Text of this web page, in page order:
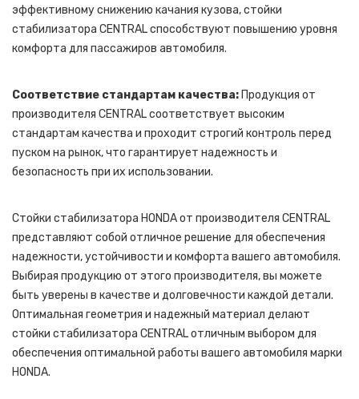
эффективному снижению качания кузова, стойки
стабилизатора CENTRAL способствуют повышению уровня
комфорта для пассажиров автомобиля.
Соответствие стандартам качества: Продукция от
производителя CENTRAL соответствует высоким
стандартам качества и проходит строгий контроль перед
пуском на рынок, что гарантирует надежность и
безопасность при их использовании.
Стойки стабилизатора HONDA от производителя CENTRAL
представляют собой отличное решение для обеспечения
надежности, устойчивости и комфорта вашего автомобиля.
Выбирая продукцию от этого производителя, вы можете
быть уверены в качестве и долговечности каждой детали.
Оптимальная геометрия и надежный материал делают
стойки стабилизатора CENTRAL отличным выбором для
обеспечения оптимальной работы вашего автомобиля марки
HONDA.